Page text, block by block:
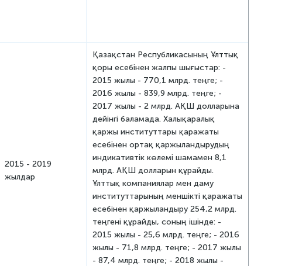
2015 - 2019
жылдар
Қазақстан Республикасының Ұлттық
қоры есебінен жалпы шығыстар: -
2015 жылы - 770,1 млрд. теңге; -
2016 жылы - 839,9 млрд. теңге; -
2017 жылы - 2 млрд. АҚШ долларына
дейінгі баламада. Халықаралық
қаржы институттары қаражаты
есебінен ортақ қаржыландырудың
индикативтік көлемі шамамен 8,1
млрд. АҚШ долларын құрайды.
Ұлттық компаниялар мен даму
институттарының меншікті қаражаты
есебінен қаржыландыру 254,2 млрд.
теңгені құрайды, соның ішінде: -
2015 жылы - 25,6 млрд. теңге; - 2016
жылы - 71,8 млрд. теңге; - 2017 жылы
- 87,4 млрд. теңге; - 2018 жылы -